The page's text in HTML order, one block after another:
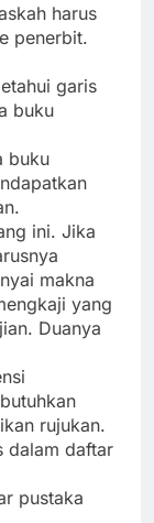
harus
penerbit.
garis
buku
buku
ini. Jika
makna
yang
Duanya
rujukan.
dalam daftar
pustaka